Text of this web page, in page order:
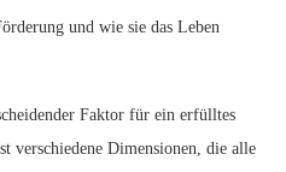
und wie sie das Leben
Faktor für ein erfülltes
verschiedene Dimensionen, die alle